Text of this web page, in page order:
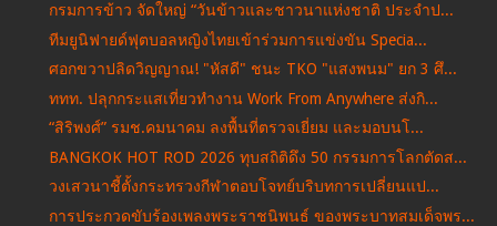
กรมการข้าว จัดใหญ่ “วันข้าวและชาวนาแห่งชาติ ประจำป...
ทีมยูนิฟายด์ฟุตบอลหญิงไทยเข้าร่วมการแข่งขัน Specia...
ศอกขวาปลิดวิญญาณ! "หัสดี" ชนะ TKO "แสงพนม" ยก 3 ศึ...
ททท. ปลุกกระแสเที่ยวทำงาน Work From Anywhere ส่งกิ...
“สิริพงศ์” รมช.คมนาคม ลงพื้นที่ตรวจเยี่ยม และมอบนโ...
BANGKOK HOT ROD 2026 ทุบสถิติดึง 50 กรรมการโลกตัดส...
วงเสวนาชี้ตั้งกระทรวงกีฬาตอบโจทย์บริบทการเปลี่ยนแป...
การประกวดขับร้องเพลงพระราชนิพนธ์ ของพระบาทสมเด็จพร...